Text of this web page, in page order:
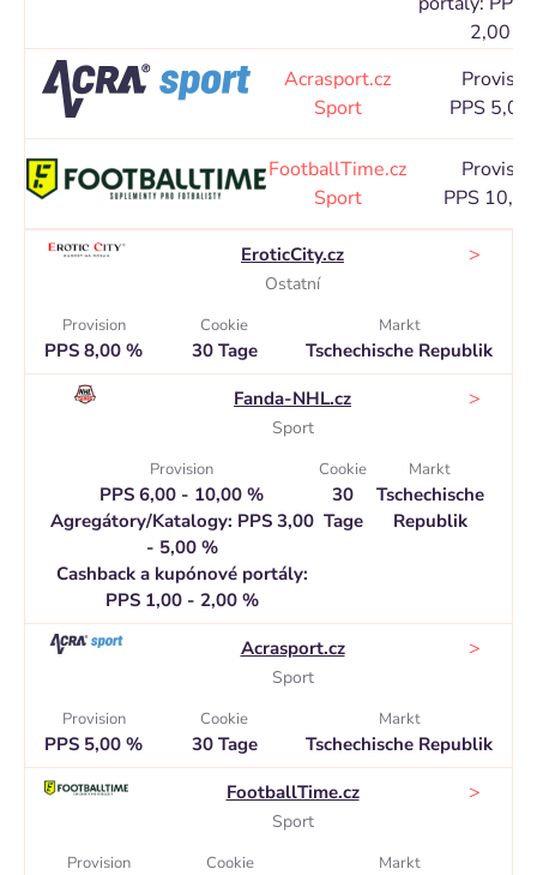
2,00 %
Acrasport.cz
Sport
PPS 5,00
FootballTime.cz
Sport
PPS
EroticCity.cz
Ostatní
>
Provision
PPS 8,00 %
Cookie
30 Tage
Markt
Tschechische Republik
Fanda-NHL.cz
Sport
>
Provision
PPS 6,00 - 10,00 %
Agregátory/Katalogy: PPS 3,00
- 5,00 %
Cashback a kupónové portály:
PPS 1,00 - 2,00 %
Cookie
30
Tage
Markt
Tschechische
Republik
Acrasport.cz
Sport
>
Provision
PPS 5,00 %
Cookie
30 Tage
Markt
Tschechische Republik
FootballTime.cz
Sport
>
Provision Cookie Markt